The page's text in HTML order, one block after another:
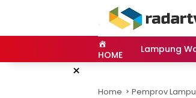
HOME Lampung
×
Home Pemprov